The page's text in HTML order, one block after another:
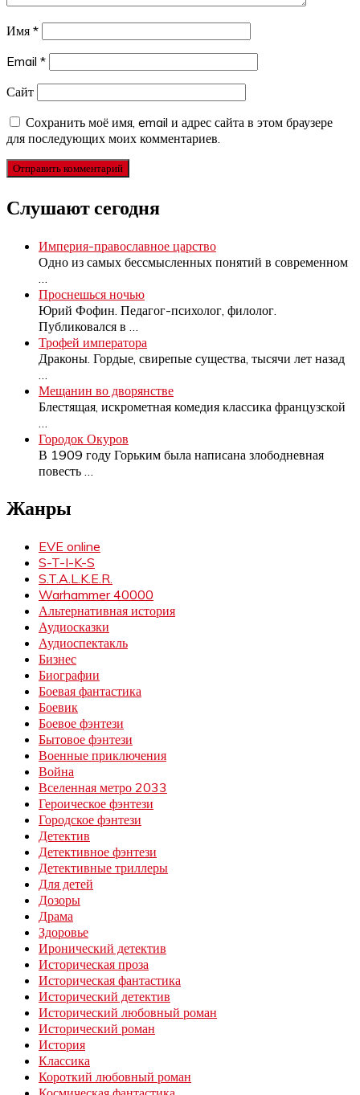
Имя *
Email *
Сайт
Сохранить моё имя, email и адрес сайта в этом браузере
для последующих моих комментариев.
Слушают сегодня
Империя-православное царство
Одно из самых бессмысленных понятий в современном
Проснешься ночью
Юрий Фофин. Педагог-психолог, филолог.
Публиковался в
Трофей императора
Драконы. Гордые, свирепые существа, тысячи лет назад
Мещанин во дворянстве
Блестящая, искрометная комедия классика французской
Городок Окуров
В 1909 году Горьким была написана злободневная
повесть
Жанры
EVE online
S-T-I-K-S
S.T.A.L.K.E.R.
Warhammer 40000
Альтернативная история
Аудиосказки
Аудиоспектакль
Бизнес
Биографии
Боевая фантастика
Боевик
Боевое фэнтези
Бытовое фэнтези
Военные приключения
Война
Вселенная метро 2033
Героическое фэнтези
Городское фэнтези
Детектив
Детективное фэнтези
Детективные триллеры
Для детей
Дозоры
Драма
Здоровье
Иронический детектив
Историческая проза
Историческая фантастика
Исторический детектив
Исторический любовный роман
Исторический роман
История
Классика
Короткий любовный роман